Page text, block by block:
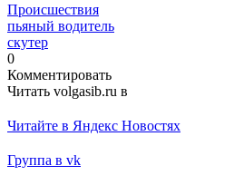
Происшествия
пьяный водитель
скутер
0
Комментировать
Читать volgasib.ru в
Читайте в Яндекс Новостях
Группа в vk